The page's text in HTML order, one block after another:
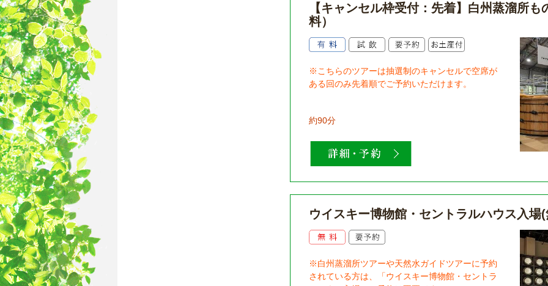
【キャンセル枠受付：先着】白州蒸溜所
料）
※こちらのツアーは抽選制のキャンセルで空席が
ある回のみ先着順でご予約いただけます。
約90分
ウイスキー博物館・セントラルハウス入場
※白州蒸溜所ツアーや天然水ガイドツアーに予約
されている方は、「ウイスキー博物館・セントラ